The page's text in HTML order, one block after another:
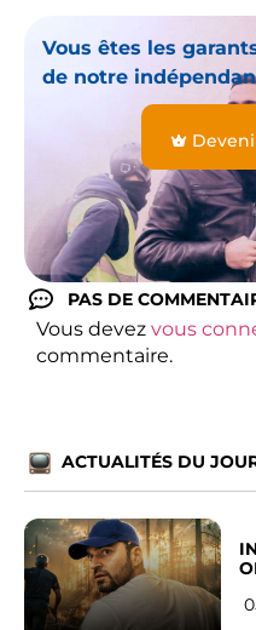
Vous êtes les
de notre
PAS DE
Vous devez vous
commentaire.
ACTUALITÉS DU